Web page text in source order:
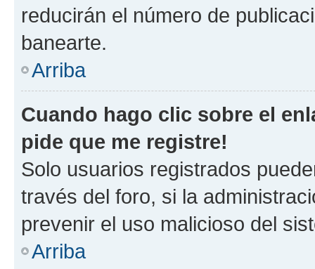
reducirán el número de
banearte.
Arriba
Cuando hago clic sobre el
pide que me registre!
Solo usuarios registrados
través del foro, si la
prevenir el uso malicioso del
Arriba